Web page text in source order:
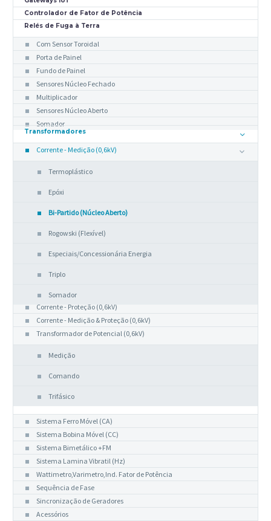
Controlador de Fator de Potência
Relés de Fuga à Terra
Com Sensor Toroidal
Porta de Painel
Fundo de Painel
Sensores Núcleo Fechado
Multiplicador
Sensores Núcleo Aberto
Somador
Transformadores
Corrente - Medição (0,6kV)
Termoplástico
Epóxi
Bi-Partido (Núcleo Aberto)
Rogowski (Flexível)
Especiais/Concessionária Energia
Triplo
Somador
Corrente - Proteção (0,6kV)
Corrente - Medição & Proteção (0,6kV)
Transformador de Potencial (0,6kV)
Medição
Comando
Trifásico
Sistema Ferro Móvel (CA)
Sistema Bobina Móvel (CC)
Sistema Bimetálico +FM
Sistema Lamina Vibratil (Hz)
Wattimetro,Varimetro,Ind. Fator de Potência
Sequência de Fase
Sincronização de Geradores
Acessórios